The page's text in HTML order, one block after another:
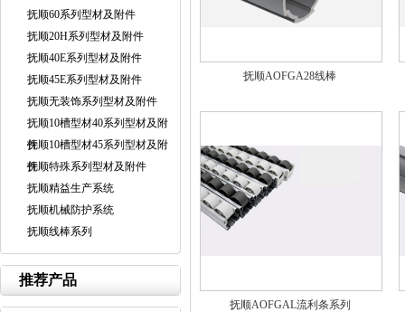
抚顺60系列型材及附件
抚顺20H系列型材及附件
抚顺40E系列型材及附件
抚顺45E系列型材及附件
抚顺无装饰系列型材及附件
抚顺10槽型材40系列型材及附
件
抚顺10槽型材45系列型材及附
件
抚顺特殊系列型材及附件
抚顺精益生产系统
抚顺机械防护系统
抚顺线棒系列
推荐产品
抚顺AOFGA28线棒
抚顺AOFGAL流利条系列